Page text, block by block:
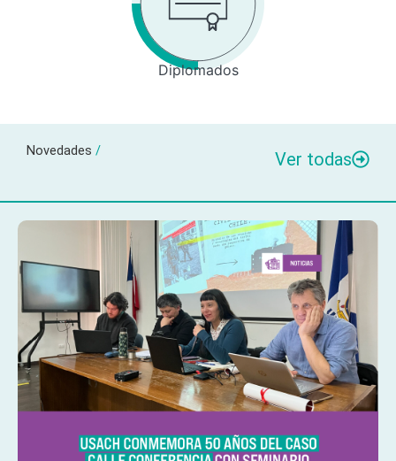
Diplomados
Novedades / Ver todas